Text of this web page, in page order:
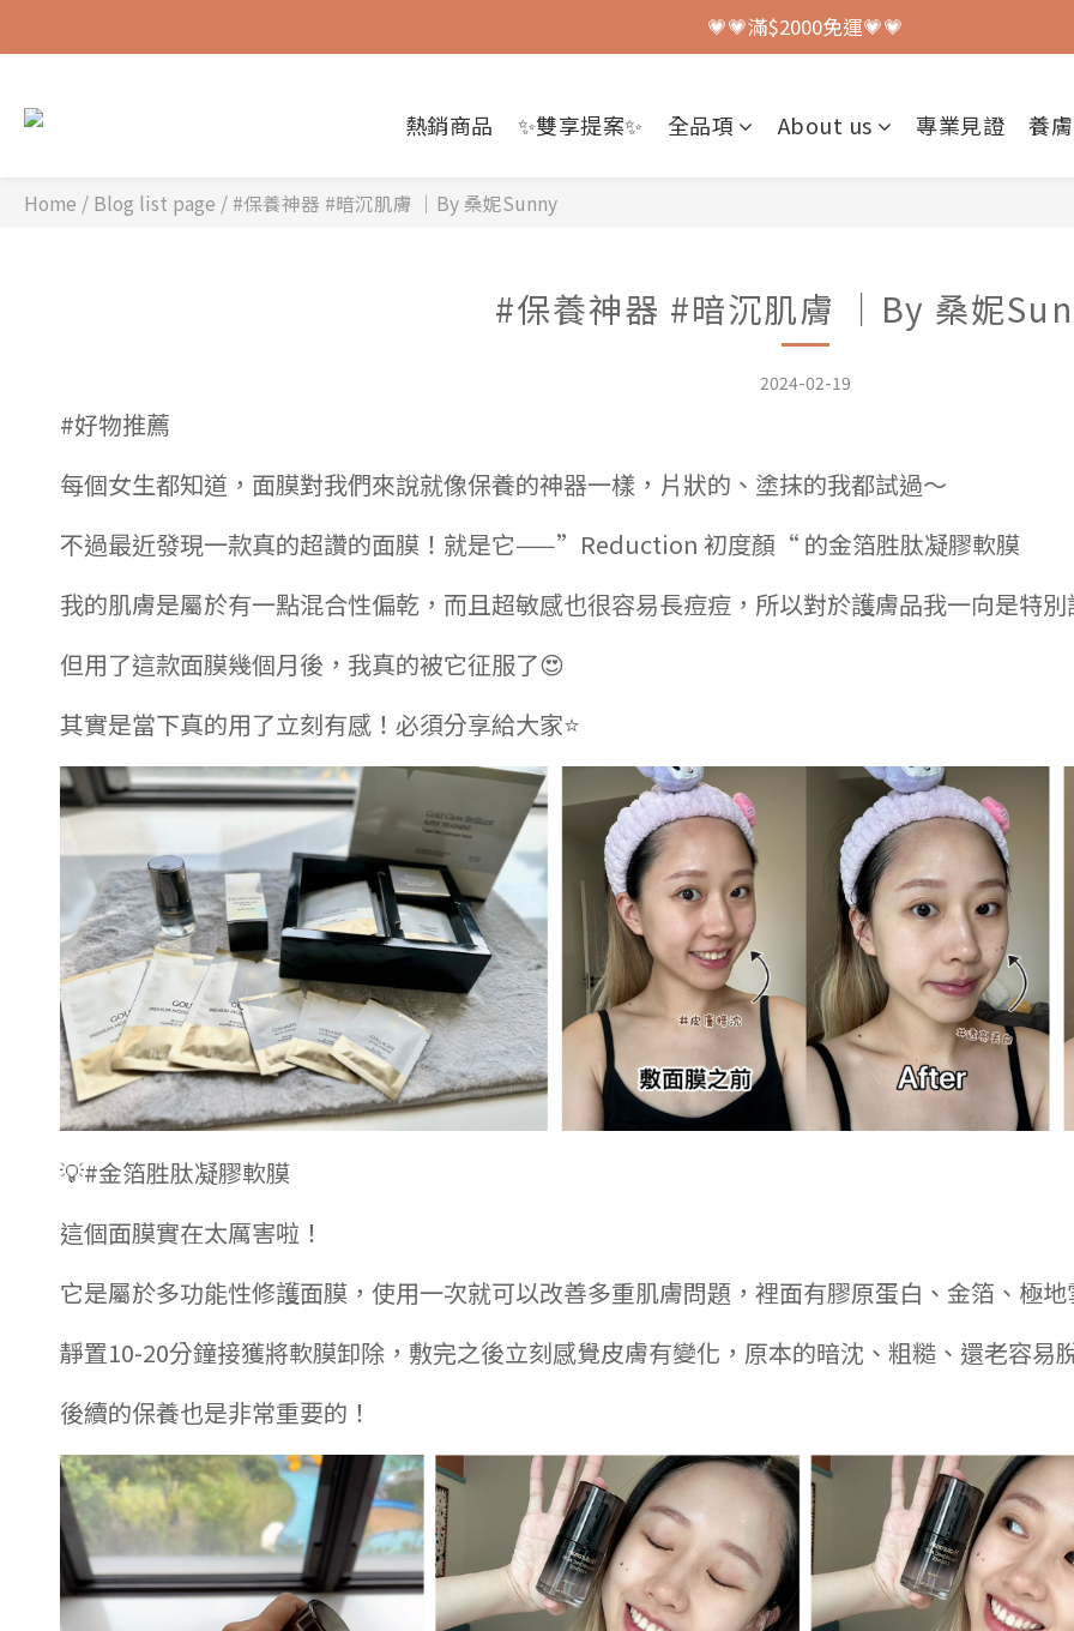
💗💗加入會員送150元購物金💗💗
💗💗滿$2000免運💗💗
熱銷商品 ✨雙享提案✨ 全品項 About us 專業見證 養
Home / Blog list page / #保養神器 #暗沉肌膚 ｜By 桑妮Sunny
#保養神器 #暗沉肌膚 ｜By 桑妮
2024-02-19
#好物推薦
每個女生都知道，面膜對我們來說就像保養的神器一樣，片狀的、塗抹的我都試過～
不過最近發現一款真的超讚的面膜！就是它——”Reduction 初度顏“ 的金箔胜肽凝膠軟膜
我的肌膚是屬於有一點混合性偏乾，而且超敏感也很容易長痘痘，所以對於護膚品我一向是特
但用了這款面膜幾個月後，我真的被它征服了😍
其實是當下真的用了立刻有感！必須分享給大家⭐️
💡#金箔胜肽凝膠軟膜
這個面膜實在太厲害啦！
它是屬於多功能性修護面膜，使用一次就可以改善多重肌膚問題，裡面有膠原蛋白、金箔、極
靜置10-20分鐘接獲將軟膜卸除，敷完之後立刻感覺皮膚有變化，原本的暗沈、粗糙、還老容易
後續的保養也是非常重要的！